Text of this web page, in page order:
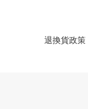
退換貨政策